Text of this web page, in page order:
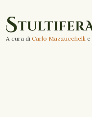
A cura di Carlo Mazzucchelli e